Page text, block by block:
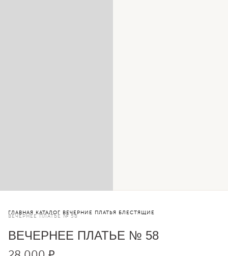
ГЛАВНАЯ КАТАЛОГ ВЕЧЕРНИЕ ПЛАТЬЯ БЛЕСТЯЩИЕ
ВЕЧЕРНЕЕ ПЛАТЬЕ № 58
ВЕЧЕРНЕЕ ПЛАТЬЕ № 58